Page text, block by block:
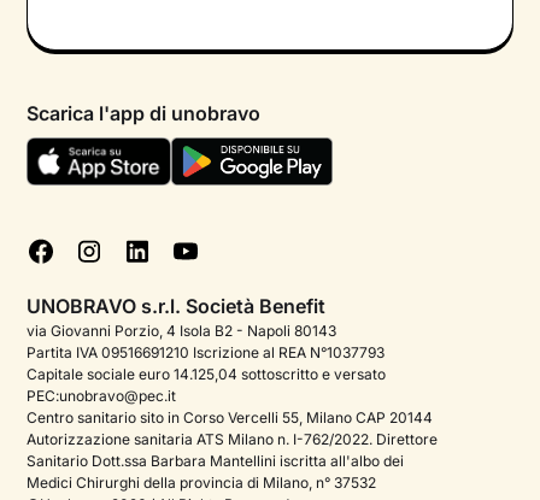
Psicologo in chat
Aiuto urgente
FAQ
Podcast di psicologia
Corporate
Psicologo italiano all'estero
Approfondimenti sulla salute mentale
Termini e condizioni
Informativa Privacy
Cookie policy
Gestisci cookie
Scarica l'app di unobravo
UNOBRAVO s.r.l. Società Benefit
via Giovanni Porzio, 4 Isola B2 - Napoli 80143
Partita IVA 09516691210 Iscrizione al REA N°1037793
Capitale sociale euro 14.125,04 sottoscritto e versato
PEC:unobravo@pec.it
Centro sanitario sito in Corso Vercelli 55, Milano CAP 20144
Autorizzazione sanitaria ATS Milano n. I-762/2022. Direttore
Sanitario Dott.ssa Barbara Mantellini iscritta all'albo dei
Medici Chirurghi della provincia di Milano, n° 37532